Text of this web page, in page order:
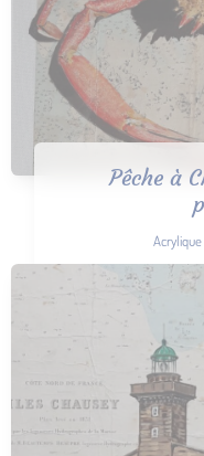
Pêche à